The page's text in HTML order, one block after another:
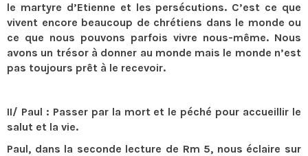
le martyre d’Etienne et les persécutions. C’est ce que
vivent encore beaucoup de chrétiens dans le monde ou
ce que nous pouvons parfois vivre nous-même. Nous
avons un trésor à donner au monde mais le monde n’est
pas toujours prêt à le recevoir.
II/ Paul : Passer par la mort et le péché pour accueillir le
salut et la vie.
Paul, dans la seconde lecture de Rm 5, nous éclaire sur